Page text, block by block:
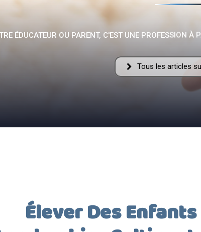
ÉDUCATEUR OU PARENT, C'EST UNE PROFESSION
Tous les articles
Élever Des